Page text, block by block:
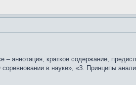
аннотация, краткое содержание,
в науке», «3. Принципы